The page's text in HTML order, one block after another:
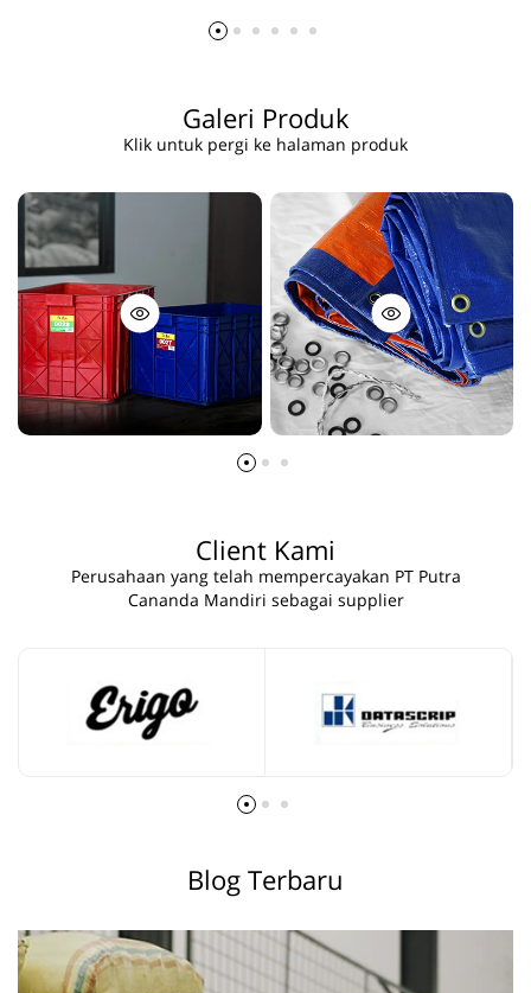
Galeri Produk
Klik untuk pergi ke halaman produk
Client Kami
Perusahaan yang telah mempercayakan PT Putra
Cananda Mandiri sebagai supplier
Blog Terbaru